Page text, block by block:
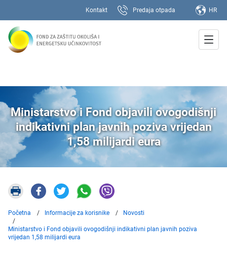
Kontakt Predaja otpada HR
Ministarstvo i Fond objavili ovogodišnji
indikativni plan javnih poziva vrijedan
1,58 milijardi eura
Početna Informacije za korisnike Novosti
Ministarstvo i Fond objavili ovogodišnji indikativni plan javnih poziva
vrijedan 1,58 milijardi eura